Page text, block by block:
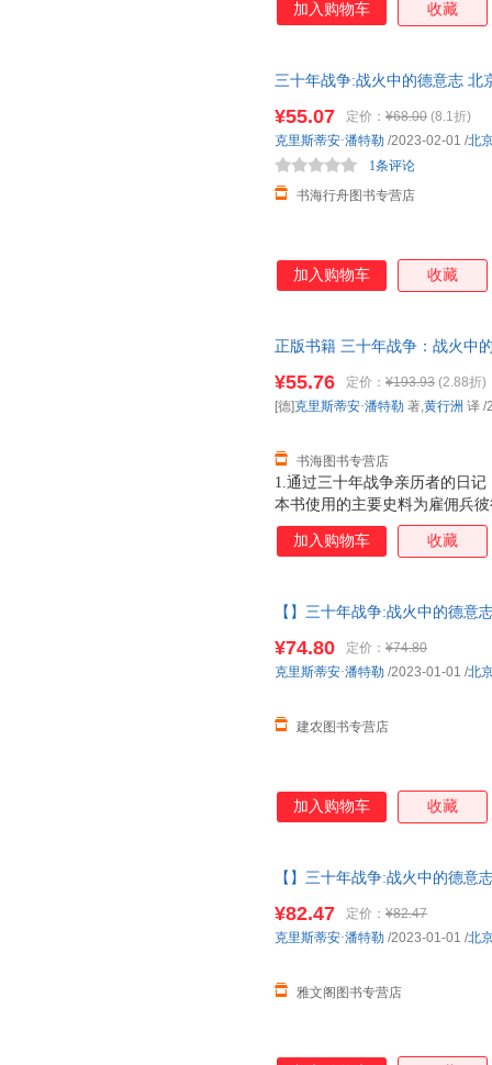
加入购物车 收藏
三十年战争:战火中的德意志 北
¥55.07 定价： ¥68.00 (8.1折)
书海行舟图书专营店
1条评论
克里斯蒂安·潘特勒 /2023-02-01 /北
加入购物车 收藏
正版书籍 三十年战争：战火中
1.通过三十年战争亲历者的日
本书使用的主要史料为雇佣兵
记，兼顾研究三十年战争的经
内心恐惧与希望交织，被战争
载沉，无意中成了同时代平民
¥55.76 定价： ¥193.93 (2.88折)
书海图书专营店
[德]克里斯蒂安·潘特勒 著,黄行洲 译 /
加入购物车 收藏
【】三十年战争:战火中的德意
¥74.80 定价： ¥74.80
建农图书专营店
克里斯蒂安·潘特勒 /2023-01-01 /北
加入购物车 收藏
【】三十年战争:战火中的德意
取，有问题联系在线客服，赠
¥82.47 定价： ¥82.47
雅文阁图书专营店
克里斯蒂安·潘特勒 /2023-01-01 /北